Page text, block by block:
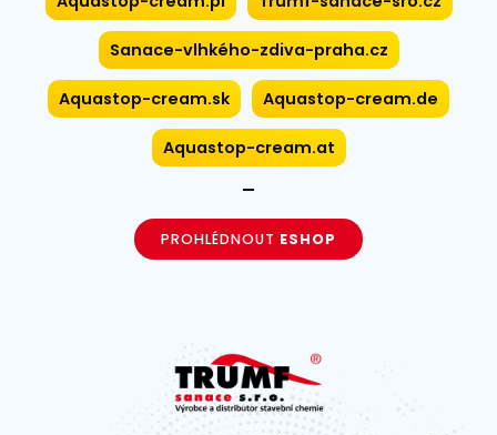
Sanace-vlhkého-zdiva-praha.cz
Aquastop-cream.sk Aquastop-cream.de
Aquastop-cream.at
PROHLÉDNOUT ESHOP